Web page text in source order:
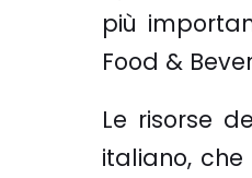
più
Food &
Le risorse
italiano,